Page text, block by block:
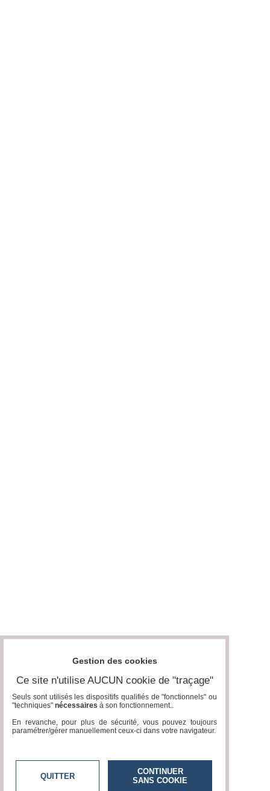
Gestion des cookies
Ce site n'utilise AUCUN cookie de "traçage"
Seuls sont utilisés les dispositifs qualifiés de "fonctionnels" ou
"techniques" nécessaires à son fonctionnement..
En revanche, pour plus de sécurité, vous pouvez toujours
paramétrer/gérer manuellement ceux-ci dans votre navigateur.
QUITTER
CONTINUER
SANS COOKIE